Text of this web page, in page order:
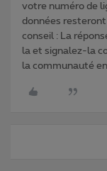
votre numéro de
données
conseil : La
la et signalez-la
la communauté